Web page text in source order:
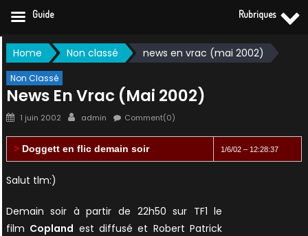
Skip
to
content
Home Non classé news en vrac (mai 2002)
Non Classé
News En Vrac (mai 2002)
Posted
1 juin 2002 Author
admin Comment(0)
>Doggett en flic demain soir 1/6/02 – 12:28:37
Salut tlm:)
Demain soir à partir de 22h50 sur TF1 le
film Copland est diffusé et Robert Patrick
Guide Rubriques